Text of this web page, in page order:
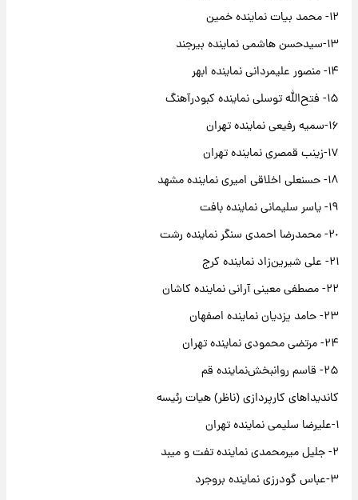
۱۲- محمد بیات نماینده خمین
۱۳-سیدحسن هاشمی نماینده بیرجند
۱۴- منصور علیمردانی نماینده ابهر
۱۵- فتح‌الله توسلی نماینده کبودرآهنگ
۱۶-سمیه رفیعی نماینده تهران
۱۷-زینب قمصری نماینده تهران
١٨- حسنعلی اخلاقی امیری نماینده مشهد
١٩- یاسر سلیمانی نماینده بافت
٢٠- محمدرضا احمدی سنگر نماینده رشت
۲۱- علی شیرین‌زاد نماینده کرج‌
۲۲- مصطفی معینی آرانی نماینده کاشان
۲۳- حامد یزدیان نماینده اصفهان
۲۴- مرتضی محمودی نماینده تهران
۲۵- قاسم روانبخش‌نماینده قم
کاندیداهای کارپردازی (ناظر) هیات رئیسه
۱-علیرضا سلیمی نماینده تهران
۲- جلیل میرمحمدی نماینده تفت و میبد
۳-عباس گودرزی نماینده بروجرد